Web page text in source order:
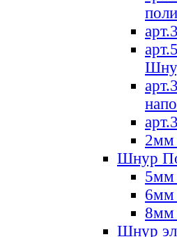
2мм
Шнур
5мм
6мм
8мм
Шнур